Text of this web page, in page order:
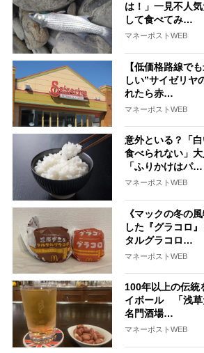
は！」一見不人
して食べてみ…
マネーポストWEB
【低価格路線で
しい”サイゼリヤ
れたら赤…
マネーポストWEB
意外といる？「
食べられない」
「ふりかけはパ…
マネーポストWEB
《マックの冬の
した『グラコロ
タルグラコロ…
マネーポストWEB
100年以上の伝統
イボール 「浅草
名門酒場…
マネーポストWEB